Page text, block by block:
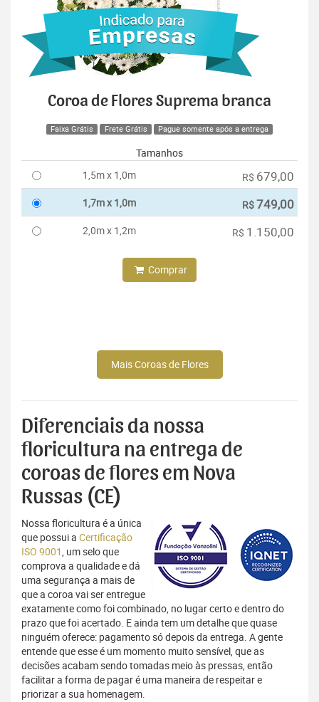
Coroa de Flores Suprema branca
Faixa Grátis Frete Grátis Pague somente após a entrega
Tamanhos
1,5m x 1,0m
R$ 679,00
1,7m x 1,0m R$749,00
2,0m x 1,2m R$ 1.150,00
Comprar
Mais Coroas de Flores
Diferenciais da nossa
floricultura na entrega de
coroas de flores em Nova
Russas (CE)
Nossa floricultura é a única
que possui a Certificação
ISO 9001, um selo que
comprova a qualidade e dá
uma segurança a mais de
que a coroa vai ser entregue
exatamente como foi combinado, no lugar certo e dentro do
prazo que foi acertado. E ainda tem um detalhe que quase
ninguém oferece: pagamento só depois da entrega. A gente
entende que esse é um momento muito sensível, que as
decisões acabam sendo tomadas meio às pressas, então
facilitar a forma de pagar é uma maneira de respeitar e
priorizar a sua homenagem.